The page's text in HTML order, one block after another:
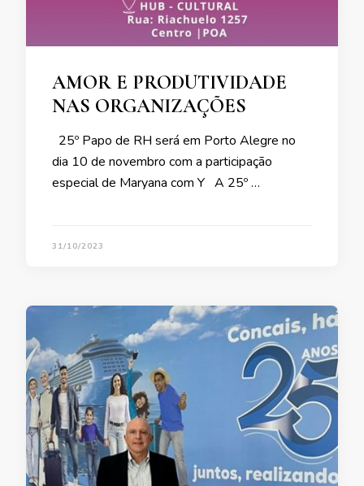
AMOR E PRODUTIVIDADE
NAS ORGANIZAÇÕES
25º Papo de RH será em Porto Alegre no
dia 10 de novembro com a participação
especial de Maryana com Y A 25º …
31/10/2023